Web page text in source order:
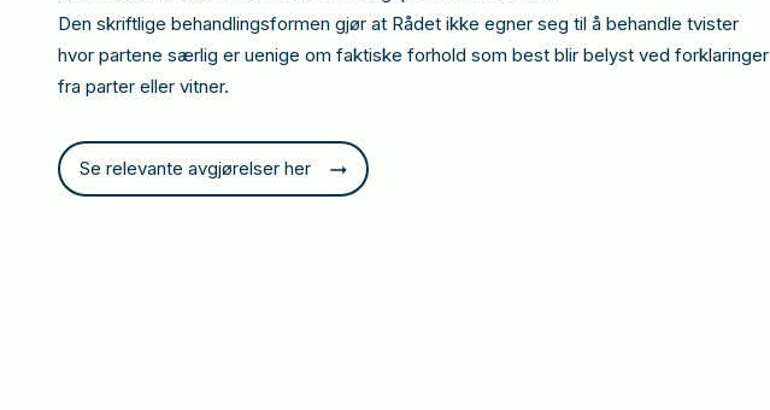
Den skriftlige behandlingsformen gjør at Rådet ikke egner seg til å behandle tvister
hvor partene særlig er uenige om faktiske forhold som best blir belyst ved forklaringer
fra parter eller vitner.
Se relevante avgjørelser her